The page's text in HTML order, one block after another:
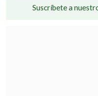
Suscríbete a